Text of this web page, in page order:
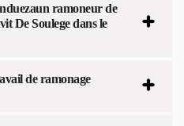
ramoneur de
De Soulege dans le
de ramonage